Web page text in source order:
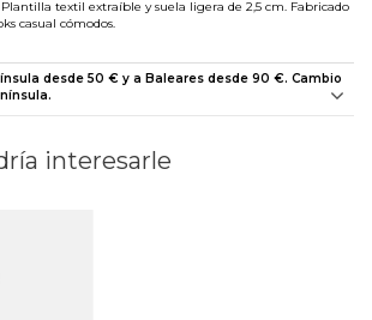
textil extraíble y suela ligera de 2,5 cm. Fabricado
casual cómodos.
desde 50 € y a Baleares desde 90 €. Cambio
interesarle